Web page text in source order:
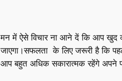
मन में ऐसे विचार ना आने दें कि आप खुद
जाएगा।सफलता के लिए जरूरी है कि
आप बहुत अधिक सकारात्मक रहेंगे अपने